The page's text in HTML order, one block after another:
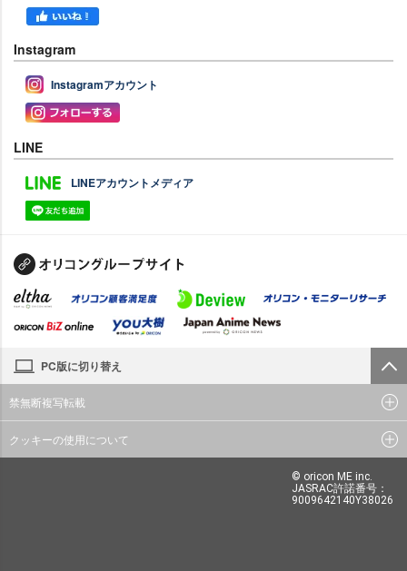
Instagram
Instagramアカウント
LINE
LINEアカウントメディア
PC版に切り替え
禁無断複写転載
クッキーの使用について
© oricon ME inc.
JASRAC許諾番号：
9009642140Y38026